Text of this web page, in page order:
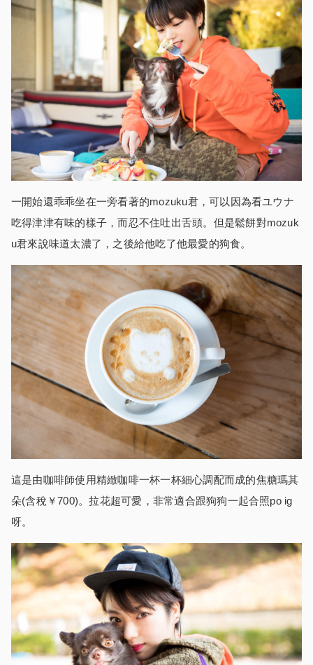
一開始還乖乖坐在一旁看著的mozuku君，可以因為看ユウナ
吃得津津有味的樣子，而忍不住吐出舌頭。但是鬆餅對mozuk
u君來說味道太濃了，之後給他吃了他最愛的狗食。
這是由咖啡師使用精緻咖啡一杯一杯細心調配而成的焦糖瑪其
朵(含稅￥700)。拉花超可愛，非常適合跟狗狗一起合照po ig
呀。